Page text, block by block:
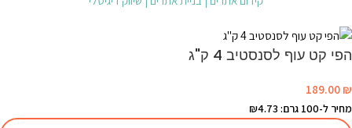
הפי קט עוף לסנסטיב 4 ק"ג
189.00 ₪
מחיר ל-100 גרם: ₪4.73